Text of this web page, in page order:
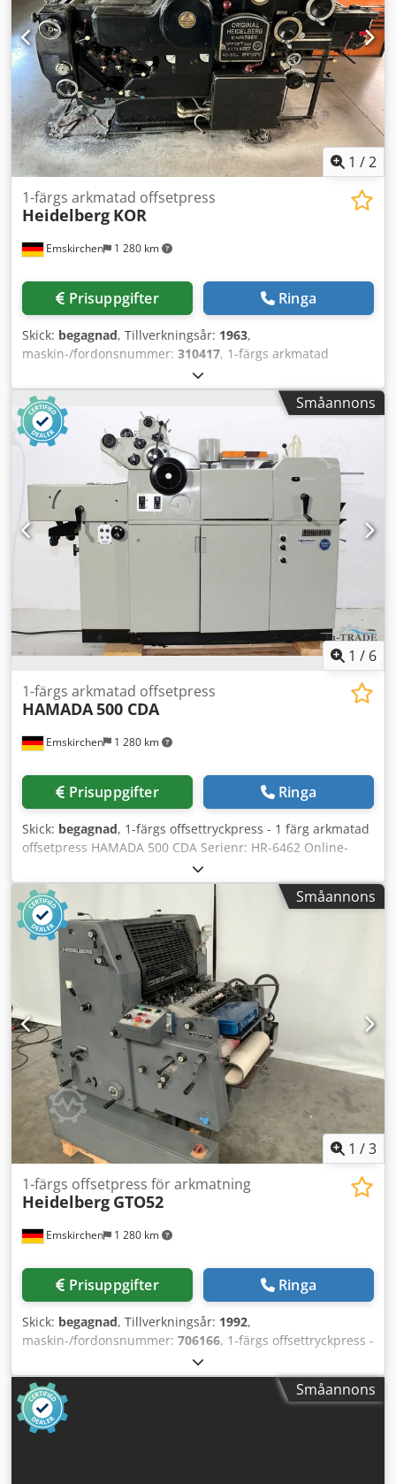
1 /2
Emskirchen 1 280 km
1-färgs arkmatad offsetpress
Heidelberg KOR
Prisuppgifter Ringa
Skick: begagnad, Tillverkningsår: 1963,
maskin-/fordonsnummer: 310417, 1-färgs arkmatad
offsettryckmaskin Heidelberg KORD64 Årsmodell 1963 -
Serienr. 310417 Max format: 400 x 570 mm Max hastighet:
8 000 ark/timme Dcodpfx Aheh U Dm Soiok Konventionellt
fuktningssystem Online-videogranskning via Skype Vi
välkomnar ert besök – fler maskiner i lager Omedelbart
tillgänglig – Kan inspekteras Lagerort: Emskirchen /
Nürnberg – Testkörning möjlig
Småannons
1 / 6
Emskirchen 1 280 km
1-färgs arkmatad offsetpress
HAMADA500 CDA
Prisuppgifter Ringa
Skick: begagnad, 1-färgs offsettryckpress - 1 färg arkmatad
offsetpress HAMADA 500 CDA Serienr: HR-6462 Online-
videoinspektion via Skype-video Dedpfeh Aw Ucjx Ahisck Vi
skulle uppskatta ert besök – fler maskiner i lager
Omedelbart tillgänglig – Kan inspekteras Finns i lager i
Emskirchen/Nürnberg – Kan testas
Småannons
1 /3
Emskirchen 1 280 km
1-färgs offsetpress för arkmatning
Heidelberg GTO52
Prisuppgifter Ringa
Skick: begagnad, Tillverkningsår: 1992,
maskin-/fordonsnummer: 706166, 1-färgs offsettryckpress -
1 Color Sheet-Fed Offset Press Heidelberg GTO52+
Årsmodell 1992 - Serienr. 706166 Max format: 320 x 460
mm Dcjdpfxeuq Spvo Ahisk Antal tryck: 37 miljoner
Pappersvikt: 0,04 - 0,4 mm Hastighet: 3 000 - 8 000
ark/timme Fuktverk: VARN Compac Plus-version Online
Småannons